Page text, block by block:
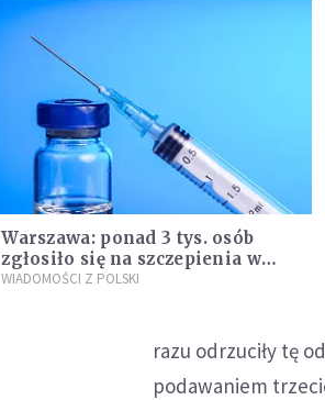
Warszawa: ponad 3 tys. osób
zgłosiło się na szczepienia w
szkołach
WIADOMOŚCI Z POLSKI
razu odrzuciły tę
podawaniem